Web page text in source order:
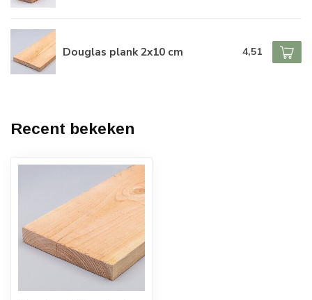
Douglas plank 2x10 cm 4,51
Recent bekeken